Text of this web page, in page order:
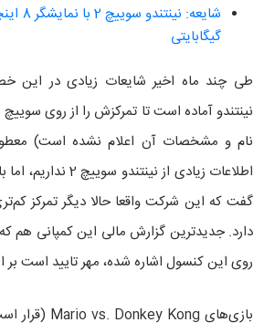
گیگابایتی
طی چند ماه اخیر شایعات زیادی در
نینتندو آماده است تا تمرکزش را از روی
نام و مشخصات آن اعلام نشده است)
اطلاعات زیادی از
گفت که این شرکت واقعا حالا دیگر تمرکز
دارد. جدیدترین گزارش مالی این کمپانی هم
روی این کنسول اشاره شده، مهر تایید است بر